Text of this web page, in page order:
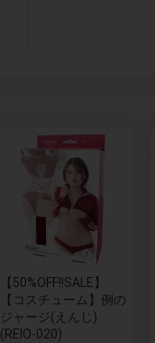
【50%OFF!!SALE】
【コスチューム】例の
ジャージ(えんじ)
(REIO-020)